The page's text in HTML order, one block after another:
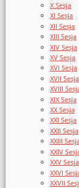
X Sesja
XI Sesja
XII Sesja
XIII Sesja
XIV Sesja
XV Sesja
XVI Sesja
XVII Sesja
XVIII
XIX Sesja
XX Sesja
XXI Sesja
XXII Sesja
XXIII
XXIV
XXV Sesja
XXVI
XXVII